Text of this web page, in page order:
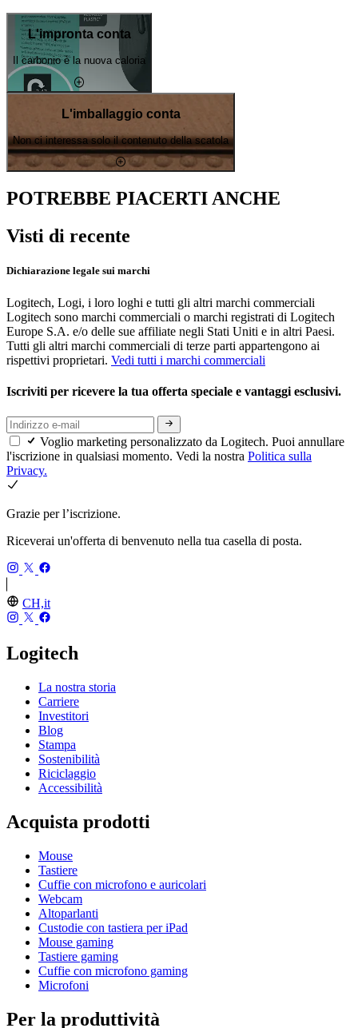
L'impronta conta
Il carbonio è la nuova caloria
L'imballaggio conta
Non ci interessa solo il contenuto della scatola
POTREBBE PIACERTI ANCHE
Visti di recente
Dichiarazione legale sui marchi
Logitech, Logi, i loro loghi e tutti gli altri marchi commerciali
Logitech sono marchi commerciali o marchi registrati di Logitech
Europe S.A. e/o delle sue affiliate negli Stati Uniti e in altri Paesi.
Tutti gli altri marchi commerciali di terze parti appartengono ai
rispettivi proprietari. Vedi tutti i marchi commerciali
Iscriviti per ricevere la tua offerta speciale e vantaggi esclusivi.
Voglio marketing personalizzato da Logitech. Puoi annullare
l'iscrizione in qualsiasi momento. Vedi la nostra Politica sulla
Privacy.
Grazie per l’iscrizione.
Riceverai un'offerta di benvenuto nella tua casella di posta.
CH,it
Logitech
La nostra storia
Carriere
Investitori
Blog
Stampa
Sostenibilità
Riciclaggio
Accessibilità
Acquista prodotti
Mouse
Tastiere
Cuffie con microfono e auricolari
Webcam
Altoparlanti
Custodie con tastiera per iPad
Mouse gaming
Tastiere gaming
Cuffie con microfono gaming
Microfoni
Per la produttività